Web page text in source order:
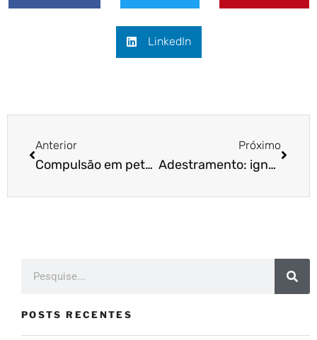
LinkedIn
Anterior
Compulsão em pets: o que é preciso saber?
Próximo
Adestramento: ignorar pode ser a melhor solução
POSTS RECENTES